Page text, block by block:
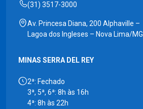
(31) 3517-3000
Av. Princesa Diana, 200 Alphaville –
Lagoa dos Ingleses – Nova Lima/MG
MINAS SERRA DEL REY
2ª: Fechado
3ª, 5ª, 6ª: 8h às 16h
4ª: 8h às 22h